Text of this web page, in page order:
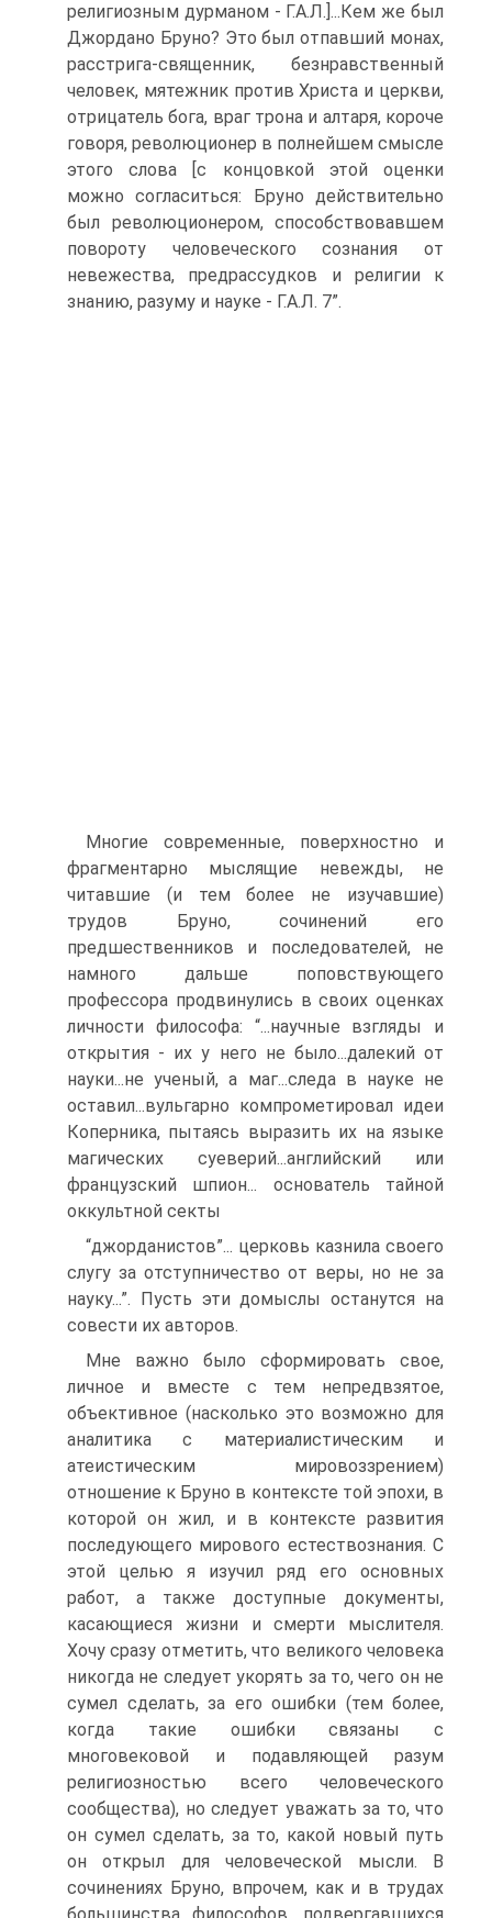
религиозным дурманом - Г.А.Л.]...Кем же был
Джордано Бруно? Это был отпавший монах,
расстрига-священник, безнравственный
человек, мятежник против Христа и церкви,
отрицатель бога, враг трона и алтаря, короче
говоря, революционер в полнейшем смысле
этого слова [с концовкой этой оценки
можно согласиться: Бруно действительно
был революционером, способствовавшем
повороту человеческого сознания от
невежества, предрассудков и религии к
знанию, разуму и науке - Г.А.Л. 7”.
Многие современные, поверхностно и
фрагментарно мыслящие невежды, не
читавшие (и тем более не изучавшие)
трудов Бруно, сочинений его
предшественников и последователей, не
намного дальше поповствующего
профессора продвинулись в своих оценках
личности философа: “...научные взгляды и
открытия - их у него не было...далекий от
науки...не ученый, а маг...следа в науке не
оставил...вульгарно компрометировал идеи
Коперника, пытаясь выразить их на языке
магических суеверий...английский или
французский шпион... основатель тайной
оккультной секты
“джорданистов”... церковь казнила своего
слугу за отступничество от веры, но не за
науку...”. Пусть эти домыслы останутся на
совести их авторов.
Мне важно было сформировать свое,
личное и вместе с тем непредвзятое,
объективное (насколько это возможно для
аналитика с материалистическим и
атеистическим мировоззрением)
отношение к Бруно в контексте той эпохи, в
которой он жил, и в контексте развития
последующего мирового естествознания. C
этой целью я изучил ряд его основных
работ, а также доступные документы,
касающиеся жизни и смерти мыслителя.
Хочу сразу отметить, что великого человека
никогда не следует укорять за то, чего он не
сумел сделать, за его ошибки (тем более,
когда такие ошибки связаны с
многовековой и подавляющей разум
религиозностью всего человеческого
сообщества), но следует уважать за то, что
он сумел сделать, за то, какой новый путь
он открыл для человеческой мысли. В
сочинениях Бруно, впрочем, как и в трудах